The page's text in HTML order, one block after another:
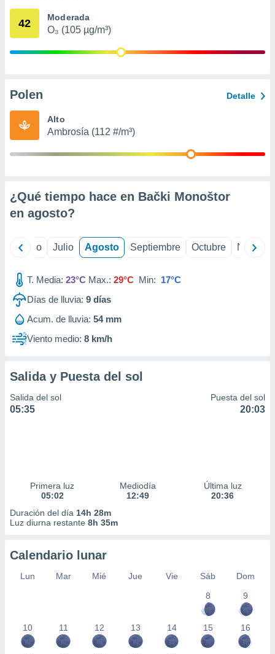
mediante
publicidad
de
42 Moderada
O₃ (105 µg/m³)
Polen Detalle
Alto
Ambrosía (112 #/m³)
¿Qué tiempo hace en Bački Monoštor
en agosto?
Junio Julio Agosto Septiembre Octubre
T. Media: 23°C Max.: 29°C Min: 17°C
Días de lluvia: 9 días
Acum. de lluvia: 54 mm
Viento medio: 8 km/h
Salida y Puesta del sol
Salida del sol
05:35
Puesta del sol
20:03
Primera luz
05:02
Mediodía
12:49
Última luz
20:36
Duración del día 14h 28m
Luz diurna restante 8h 35m
Calendario lunar
Lun Mar Mié Jue Vie Sáb
Dom
8
9
10 11 12 13 14 15 16